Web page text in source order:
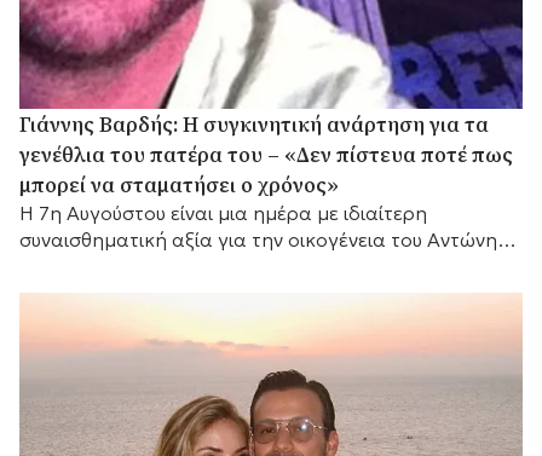
Γιάννης Βαρδής: Η συγκινητική ανάρτηση για τα
γενέθλια του πατέρα του – «Δεν πίστευα ποτέ πως
μπορεί να σταματήσει ο χρόνος»
Η 7η Αυγούστου είναι μια ημέρα με ιδιαίτερη
συναισθηματική αξία για την οικογένεια του Αντώνη
που...